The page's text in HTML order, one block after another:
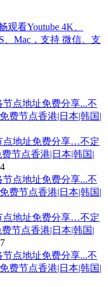
点地址免费分享…不定
节点香港|日本|韩国|
点地址免费分享…不定
节点香港|日本|韩国|